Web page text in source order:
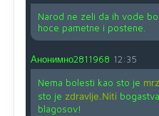
Narod ne zeli da ih vode
hoce pametne i postene.
Анонимно2811968 12:35
Nema bolesti kao sto je
sto je zdravlje.Niti
blagosov!